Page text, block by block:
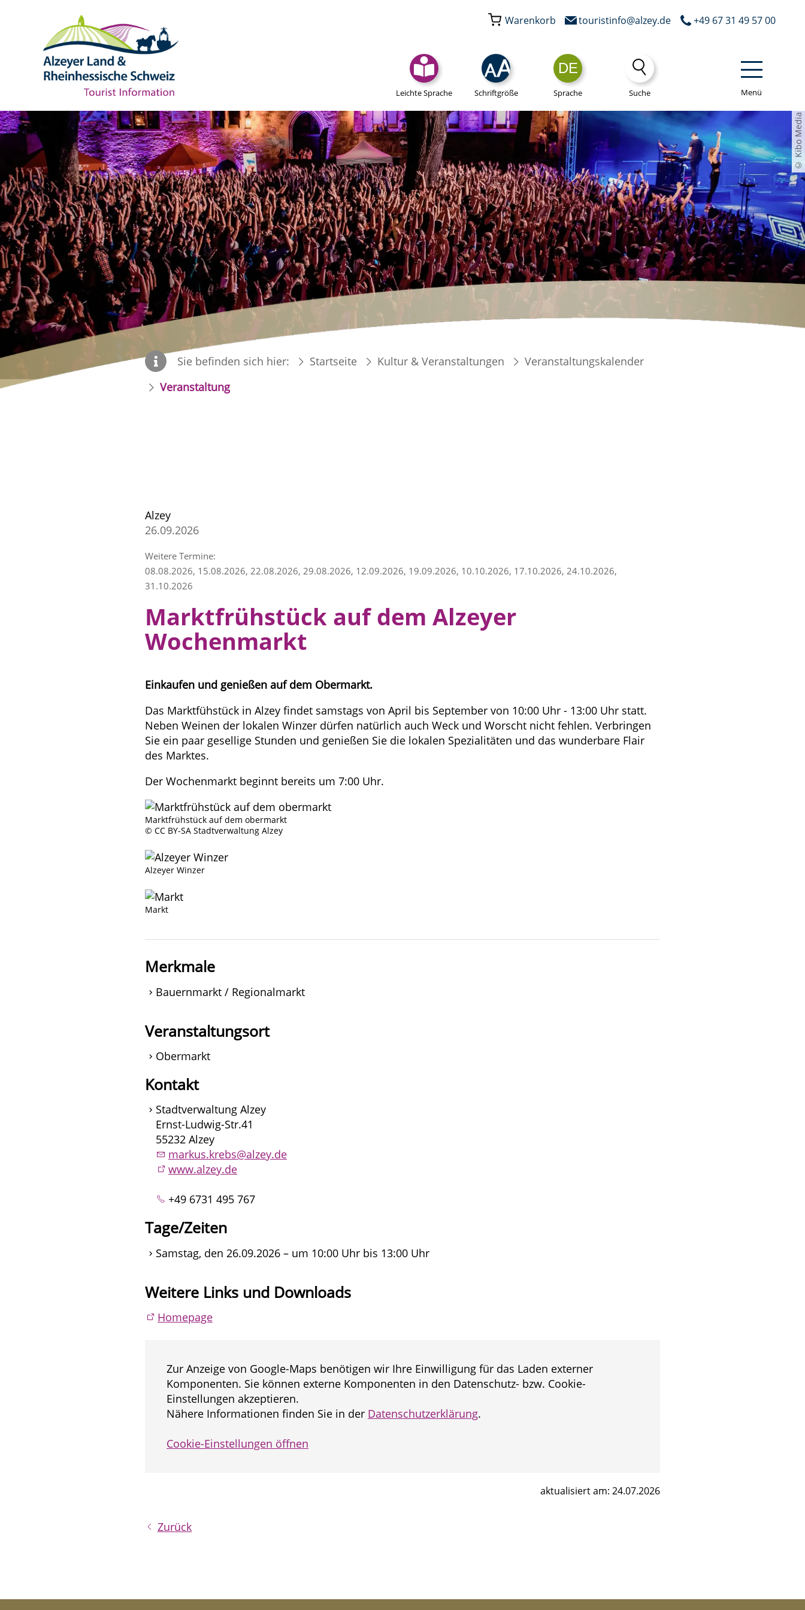
+49 67 31 49 57 00
touristinfo@alzey.de
Warenkorb
Suche
DE
Sprache
Schriftgröße
Leichte Sprache Menü
© Kibo Media
Sie befinden sich hier: Startseite Kultur & Veranstaltungen
Veranstaltungskalender
Veranstaltung
Alzey
26.09.2026
Weitere Termine:
08.08.2026, 15.08.2026, 22.08.2026, 29.08.2026, 12.09.2026, 19.09.2026, 10.10.2026, 17.10.2026, 24.10.2026,
31.10.2026
Marktfrühstück auf dem Alzeyer
Wochenmarkt
Einkaufen und genießen auf dem Obermarkt.
Das Marktfühstück in Alzey findet samstags von April bis September von 10:00 Uhr - 13:00 Uhr statt.
Neben Weinen der lokalen Winzer dürfen natürlich auch Weck und Worscht nicht fehlen. Verbringen
Sie ein paar gesellige Stunden und genießen Sie die lokalen Spezialitäten und das wunderbare Flair
des Marktes.
Der Wochenmarkt beginnt bereits um 7:00 Uhr.
Marktfrühstück auf dem obermarkt
© CC BY-SA Stadtverwaltung Alzey
Alzeyer Winzer
Markt
Merkmale
Bauernmarkt / Regionalmarkt
Veranstaltungsort
Obermarkt
Kontakt
Stadtverwaltung Alzey
Ernst-Ludwig-Str.41
55232 Alzey
markus.krebs@alzey.de
www.alzey.de
+49 6731 495 767
Tage/Zeiten
Samstag, den 26.09.2026 – um 10:00 Uhr bis 13:00 Uhr
Weitere Links und Downloads
Homepage
Zur Anzeige von Google-Maps benötigen wir Ihre Einwilligung für das Laden externer
Komponenten. Sie können externe Komponenten in den Datenschutz- bzw. Cookie-
Einstellungen akzeptieren.
Nähere Informationen finden Sie in der Datenschutzerklärung.
Cookie-Einstellungen öffnen
aktualisiert am: 24.07.2026
Zurück